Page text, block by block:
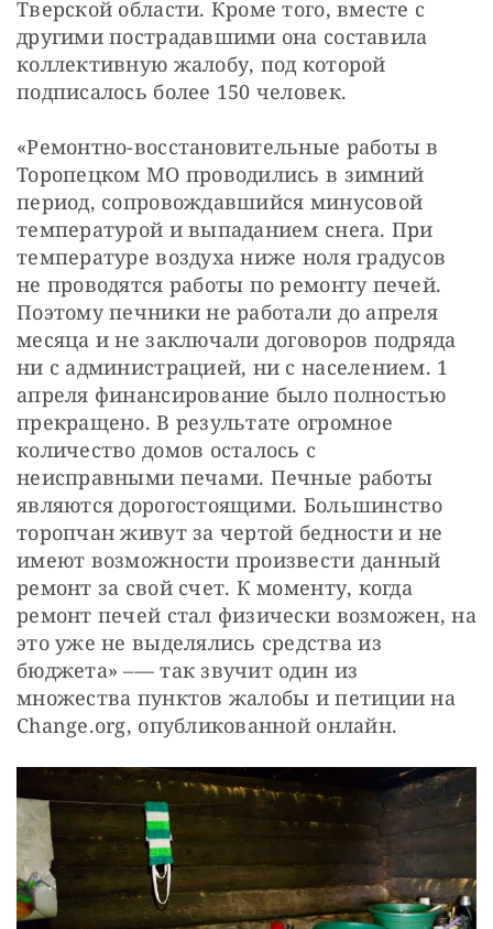
Тверской области. Кроме того, вместе с
другими пострадавшими она составила
коллективную жалобу, под которой
подписалось более 150 человек.
«Ремонтно-восстановительные работы в
Торопецком МО проводились в зимний
период, сопровождавшийся минусовой
температурой и выпаданием снега. При
температуре воздуха ниже ноля градусов
не проводятся работы по ремонту печей.
Поэтому печники не работали до апреля
месяца и не заключали договоров подряда
ни с администрацией, ни с населением. 1
апреля финансирование было полностью
прекращено. В результате огромное
количество домов осталось с
неисправными печами. Печные работы
являются дорогостоящими. Большинство
торопчан живут за чертой бедности и не
имеют возможности произвести данный
ремонт за свой счет. К моменту, когда
ремонт печей стал физически возможен, на
это уже не выделялись средства из
бюджета» –— так звучит один из
множества пунктов жалобы и петиции на
Change.org, опубликованной онлайн.